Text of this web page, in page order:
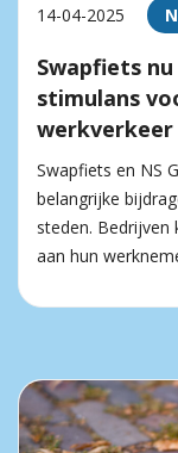
14-04-2025
Swapfiets
stimulans
werkverkeer
Swapfiets en NS
belangrijke
steden. Bedrijven
aan hun